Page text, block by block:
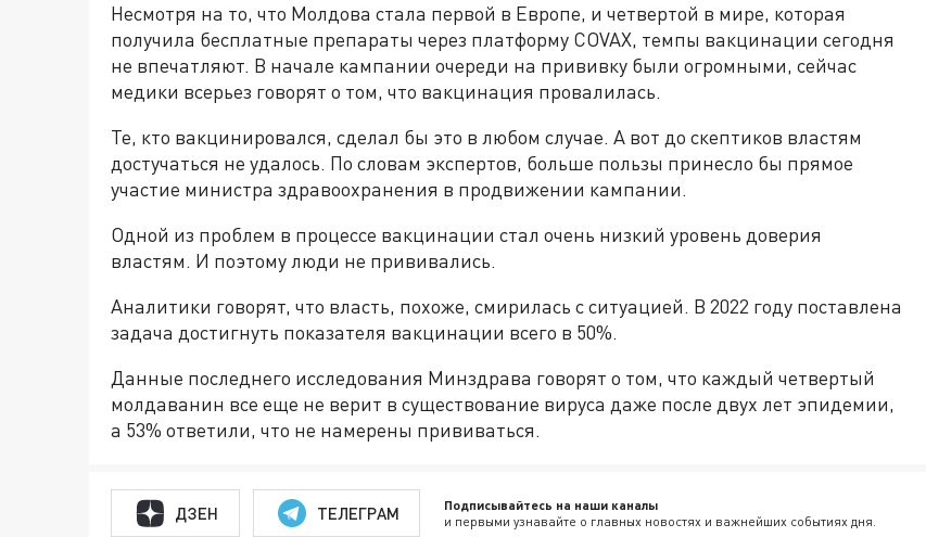
Несмотря на то, что Молдова стала первой в Европе, и четвертой в мире, которая
получила бесплатные препараты через платформу COVAX, темпы вакцинации сегодня
не впечатляют. В начале кампании очереди на прививку были огромными, сейчас
медики всерьез говорят о том, что вакцинация провалилась.
Те, кто вакцинировался, сделал бы это в любом случае. А вот до скептиков властям
достучаться не удалось. По словам экспертов, больше пользы принесло бы прямое
участие министра здравоохранения в продвижении кампании.
Одной из проблем в процессе вакцинации стал очень низкий уровень доверия
властям. И поэтому люди не прививались.
Аналитики говорят, что власть, похоже, смирилась с ситуацией. В 2022 году поставлена
задача достигнуть показателя вакцинации всего в 50%.
Данные последнего исследования Минздрава говорят о том, что каждый четвертый
молдаванин все еще не верит в существование вируса даже после двух лет эпидемии,
а 53% ответили, что не намерены прививаться.
ДЗЕН ТЕЛЕГРАМ Подписывайтесь на наши каналы
и первыми узнавайте о главных новостях и важнейших событиях дня.